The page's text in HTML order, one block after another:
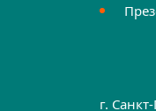
г.